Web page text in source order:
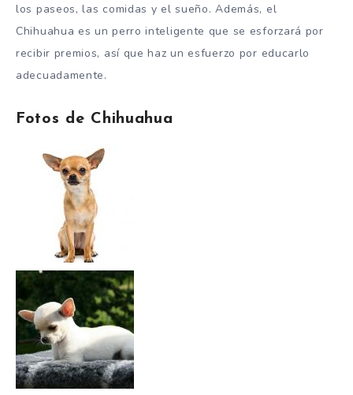
los paseos, las comidas y el sueño. Además, el
Chihuahua es un perro inteligente que se esforzará por
recibir premios, así que haz un esfuerzo por educarlo
adecuadamente.
Fotos de Chihuahua